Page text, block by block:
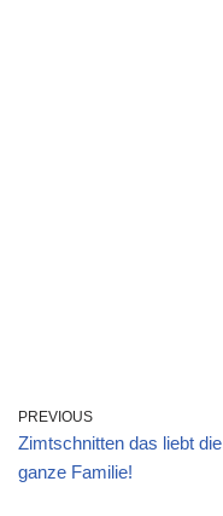
PREVIOUS
Zimtschnitten das liebt die
ganze Familie!